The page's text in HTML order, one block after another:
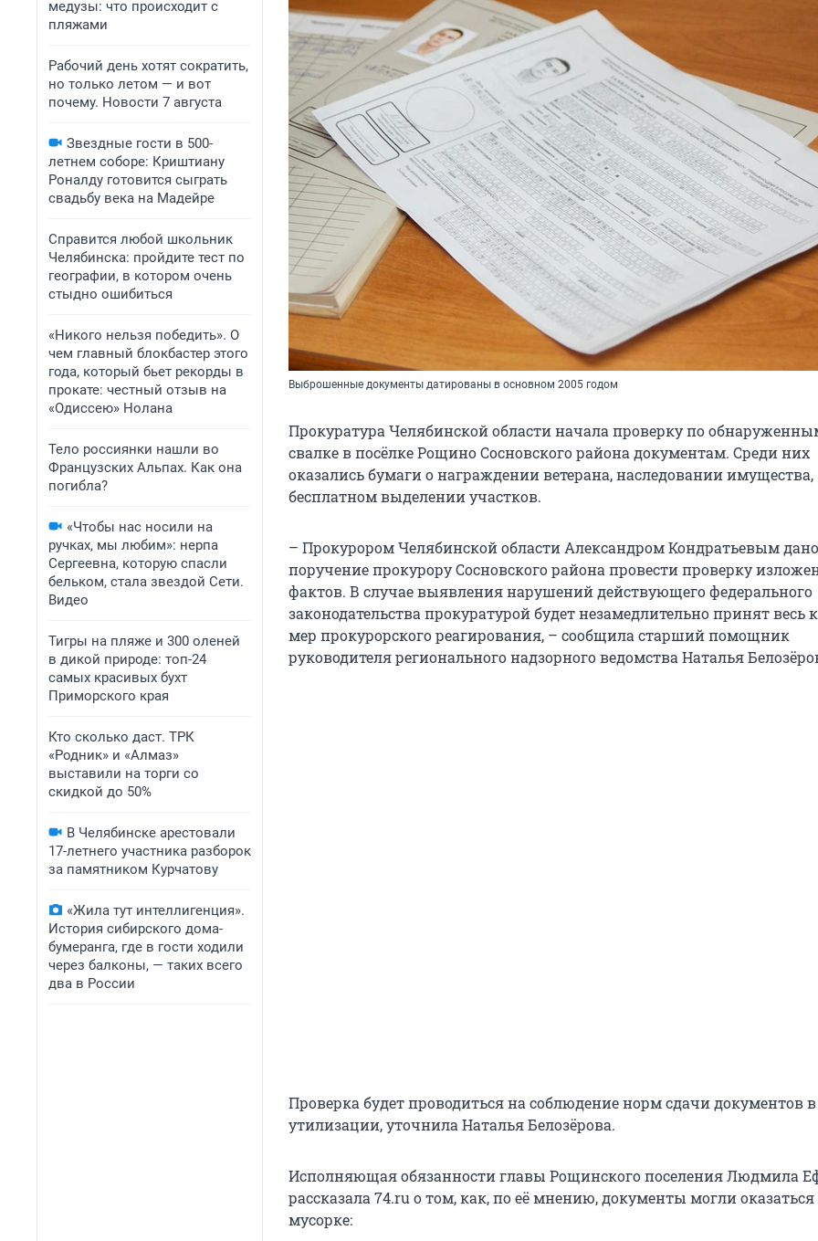
медузы: что происходит с
пляжами
Рабочий день хотят сократить,
но только летом — и вот
почему. Новости 7 августа
Звездные гости в 500-
летнем соборе: Криштиану
Роналду готовится сыграть
свадьбу века на Мадейре
Справится любой школьник
Челябинска: пройдите тест по
географии, в котором очень
стыдно ошибиться
«Никого нельзя победить». О
чем главный блокбастер этого
года, который бьет рекорды в
прокате: честный отзыв на
«Одиссею» Нолана
Тело россиянки нашли во
Французских Альпах. Как она
погибла?
«Чтобы нас носили на
ручках, мы любим»: нерпа
Сергеевна, которую спасли
бельком, стала звездой Сети.
Видео
Тигры на пляже и 300 оленей
в дикой природе: топ-24
самых красивых бухт
Приморского края
Кто сколько даст. ТРК
«Родник» и «Алмаз»
выставили на торги со
скидкой до 50%
В Челябинске арестовали
17-летнего участника разборок
за памятником Курчатову
«Жила тут интеллигенция».
История сибирского дома-
бумеранга, где в гости ходили
через балконы, — таких всего
два в России
Выброшенные документы датированы в основном 2005 годом
Прокуратура Челябинской области начала проверку по
свалке в посёлке Рощино Сосновского района документам. Среди них
оказались бумаги о награждении ветерана, наследовании имущества,
бесплатном выделении участков.
– Прокурором Челябинской области Александром Кондратьевым дано
поручение прокурору Сосновского района провести проверку
фактов. В случае выявления нарушений действующего федерального
законодательства прокуратурой будет незамедлительно принят весь
мер прокурорского реагирования, – сообщила старший помощник
руководителя регионального надзорного ведомства Наталья
Проверка будет проводиться на соблюдение норм сдачи документов
утилизации, уточнила Наталья Белозёрова.
Исполняющая обязанности главы Рощинского поселения Людмила
рассказала 74.ru о том, как, по её мнению, документы могли оказаться
мусорке: